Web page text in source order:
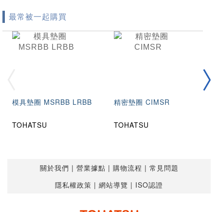
最常被一起購買
模具墊圈 MSRBB LRBB
TOHATSU
精密墊圈 CIMSR
TOHATSU
關於我們 營業據點 購物流程
常見問題
隱私權政策
網站導覽 ISO認證